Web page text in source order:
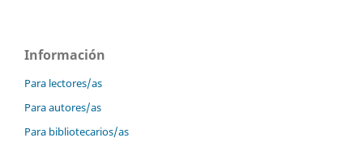
Información
Para lectores/as
Para autores/as
Para bibliotecarios/as